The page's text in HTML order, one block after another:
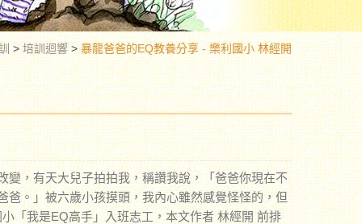
>培訓迴響>暴龍爸爸的EQ教養分享 - 樂利國小 林經開
變，有天大兒子拍拍我，稱讚我說，「爸爸你現在不
爸。」被六歲小孩摸頭，我內心雖然感覺怪怪的，但
「我是EQ高手」入班志工，本文作者 林經開 前排